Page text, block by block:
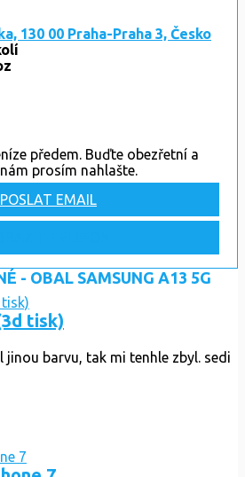
130 00 Praha-Praha 3, Česko
předem. Buďte obezřetní a
prosím nahlašte.
POSLAT EMAIL
- OBAL SAMSUNG A13 5G
tisk)
jinou barvu, tak mi tenhle zbyl. sedi